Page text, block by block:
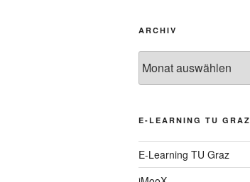
ARCHIV
E-LEARNING TU GRAZ
E-Learning TU Graz